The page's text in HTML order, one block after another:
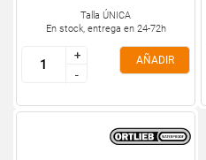
Talla ÚNICA
En stock, entrega en 24-72h
+
-
+
-
AÑADIR